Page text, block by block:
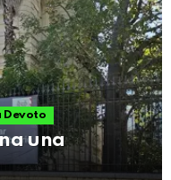
Devoto
una